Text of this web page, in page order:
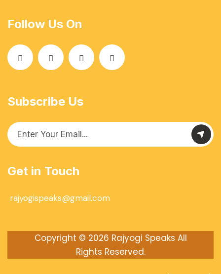
Follow Us On
Subscribe Us
Get in Touch
rajyogispeaks@gmail.com
Copyright © 2026 Rajyogi Speaks All
Rights Reserved.